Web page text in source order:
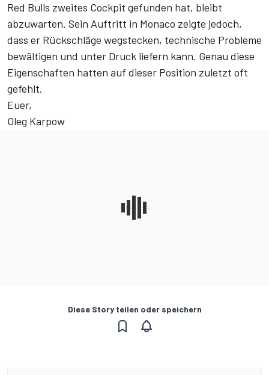
Red Bulls zweites Cockpit gefunden hat, bleibt
abzuwarten. Sein Auftritt in Monaco zeigte jedoch,
dass er Rückschläge wegstecken, technische Probleme
bewältigen und unter Druck liefern kann. Genau diese
Eigenschaften hatten auf dieser Position zuletzt oft
gefehlt.
Euer,
Oleg Karpow
Diese Story teilen oder speichern